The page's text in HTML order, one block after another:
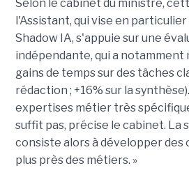
Selon le cabinet du ministre,
l'Assistant, qui vise en particulier
Shadow IA, s'appuie sur une
indépendante, qui a notamment
gains de temps sur des tâches
rédaction ; +16% sur la
expertises métier très
suffit pas, précise le cabinet. La
consiste alors à développer des
plus près des métiers. »